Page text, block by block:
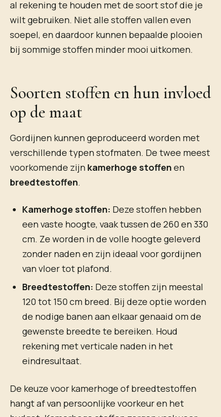
al rekening te houden met de soort stof die je
wilt gebruiken. Niet alle stoffen vallen even
soepel, en daardoor kunnen bepaalde plooien
bij sommige stoffen minder mooi uitkomen.
Soorten stoffen en hun invloed
op de maat
Gordijnen kunnen geproduceerd worden met
verschillende typen stofmaten. De twee meest
voorkomende zijn kamerhoge stoffen en
breedtestoffen.
Kamerhoge stoffen: Deze stoffen hebben
een vaste hoogte, vaak tussen de 260 en 330
cm. Ze worden in de volle hoogte geleverd
zonder naden en zijn ideaal voor gordijnen
van vloer tot plafond.
Breedtestoffen: Deze stoffen zijn meestal
120 tot 150 cm breed. Bij deze optie worden
de nodige banen aan elkaar genaaid om de
gewenste breedte te bereiken. Houd
rekening met verticale naden in het
eindresultaat.
De keuze voor kamerhoge of breedtestoffen
hangt af van persoonlijke voorkeur en het